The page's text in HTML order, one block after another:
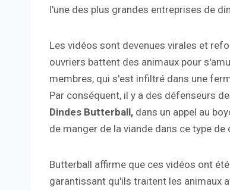
l'une des plus grandes entreprises de
Les vidéos sont devenues virales et
ouvriers battent des animaux pour
membres, qui s'est infiltré dans une
Par conséquent, il y a des défenseurs
Dindes Butterball, dans un appel au
de manger de la viande dans ce type de
Butterball affirme que ces vidéos ont
garantissant qu'ils traitent les animaux